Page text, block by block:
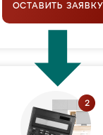
ОСТАВИТЬ ЗАЯВКУ